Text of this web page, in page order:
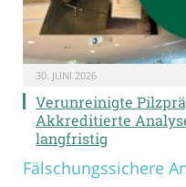
30. JUNI 2026
Verunreinigte
Akkreditierte
langfristig
Fälschungssichere